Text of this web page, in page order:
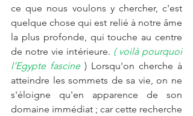
ce que nous voulons y chercher, c'est
quelque chose qui est relié à notre âme
la plus profonde, qui touche au centre
de notre vie intérieure. ( voilà pourquoi
l’Egypte fascine ) Lorsqu'on cherche à
atteindre les sommets de sa vie, on ne
s'éloigne qu'en apparence de son
domaine immédiat ; car cette recherche